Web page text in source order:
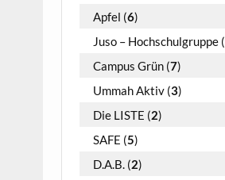
Apfel (6)
Juso – Hochschulgruppe (
Campus Grün (7)
Ummah Aktiv (3)
Die LISTE (2)
SAFE (5)
D.A.B. (2)